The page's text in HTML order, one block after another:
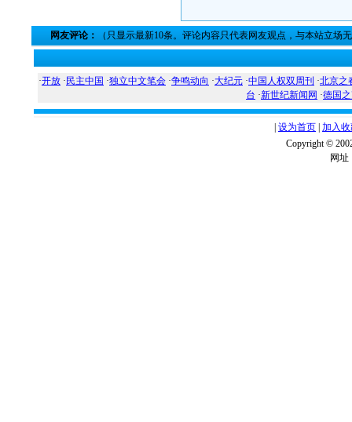
网友评论： （只显示最新10条。评论内容只代表网友观点，与本站立场
·开放 · 民主中国 ·独立中文笔会 ·争鸣动向 ·大纪元 ·中国人权双周刊 ·北京之
台 ·新世纪新闻网 ·德国
设为首页 加入
Copyright ©
网址